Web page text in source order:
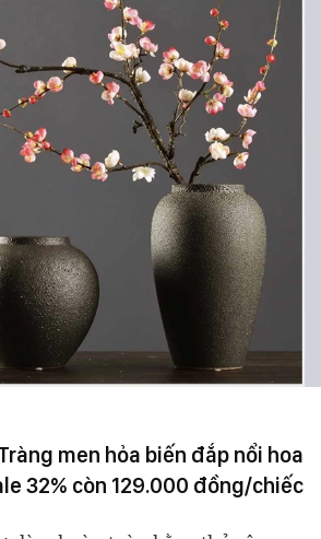
men hỏa biến đắp nổi hoa
32% còn 129.000 đồng/chiếc